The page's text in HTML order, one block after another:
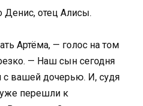
Денис, отец Алисы.
Артёма, — голос на том
— Наш сын сегодня
с вашей дочерью. И, судя
перешли к